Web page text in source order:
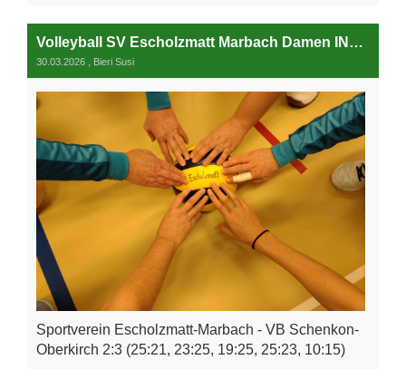
Volleyball SV Escholzmatt Marbach Damen INV Gruppe C
30.03.2026 , Bieri Susi
Sportverein Escholzmatt-Marbach - VB Schenkon-
Oberkirch 2:3 (25:21, 23:25, 19:25, 25:23, 10:15)